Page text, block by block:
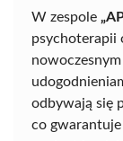
W zespole
psychoterapii
odbywają się
co